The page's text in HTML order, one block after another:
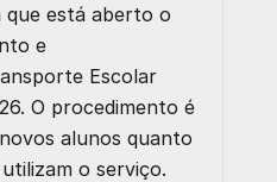
está aberto o
e
Escolar
. O procedimento é
alunos quanto
o serviço.